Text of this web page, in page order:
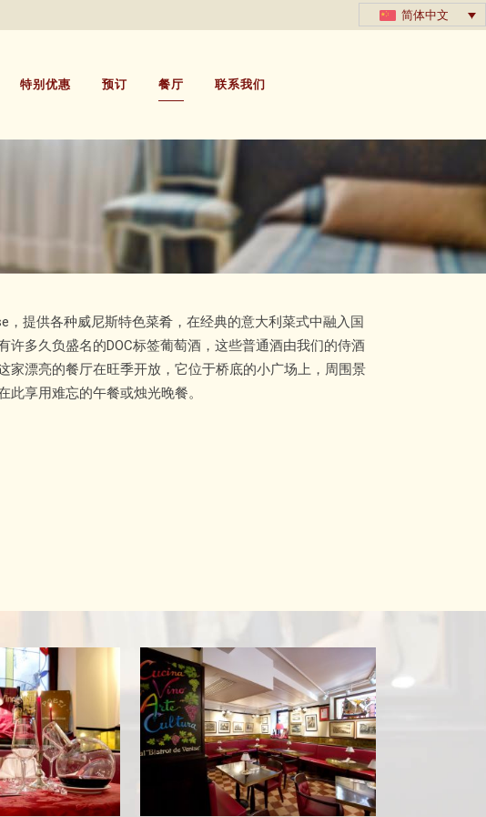
简体中文
特别优惠 预订 餐厅 联系我们
，提供各种威尼斯特色菜肴，在经典的意大利菜式中融入国
许多久负盛名的DOC标签葡萄酒，这些普通酒由我们的侍酒
家漂亮的餐厅在旺季开放，它位于桥底的小广场上，周围景
此享用难忘的午餐或烛光晚餐。